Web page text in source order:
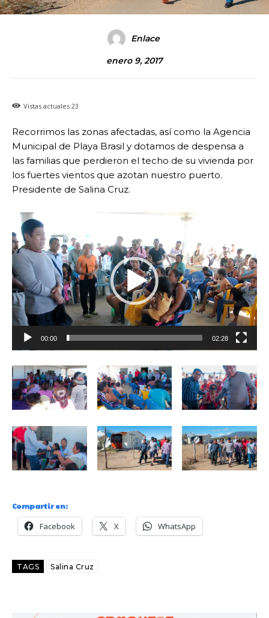
Enlace
enero 9, 2017
Vistas actuales 23
Recorrimos las zonas afectadas, así como la Agencia
Municipal de Playa Brasil y dotamos de despensa a
las familias que perdieron el techo de su vivienda por
los fuertes vientos que azotan nuestro puerto.
Presidente de Salina Cruz.
e
p
o
d
u
c
o
d
e
v
d
e
o
00:00 02:28
Compartir en:
Facebook X WhatsApp
TAGS Salina Cruz